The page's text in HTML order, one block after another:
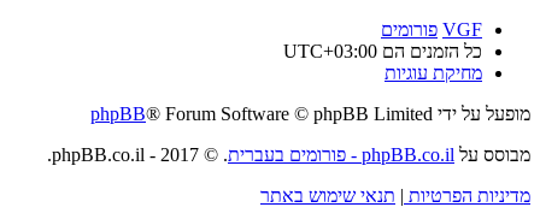
VGF פורומים
כל הזמנים הם UTC+03:00
מחיקת עוגיות
מופעל על ידי
phpBB® Forum Software © phpBB Limited
מבוסס על phpBB.co.il - פורומים בעברית
. © 2017 - phpBB.co.il.
מדיניות הפרטיות | תנאי שימוש באתר